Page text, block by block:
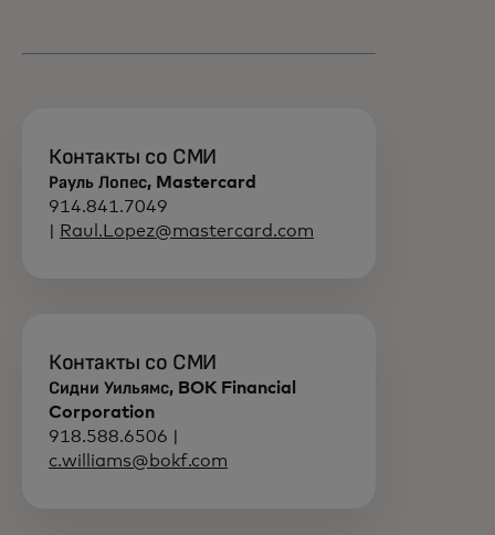
Контакты со СМИ
Рауль Лопес, Mastercard
914.841.7049
Raul.Lopez@mastercard.com
Контакты со СМИ
Сидни Уильямс, BOK Financial
Corporation
918.588.6506 |
c.williams@bokf.com